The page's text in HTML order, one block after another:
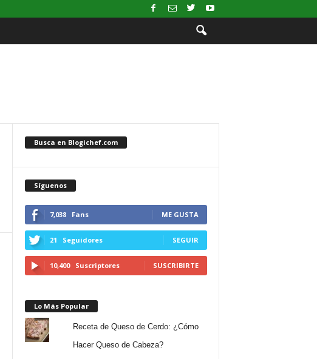
Busca en Blogichef.com
Síguenos
7,038 Fans ME GUSTA
21 Seguidores SEGUIR
10,400 Suscriptores SUSCRIBIRTE
Lo Más Popular
Receta de Queso de Cerdo: ¿Cómo
Hacer Queso de Cabeza?